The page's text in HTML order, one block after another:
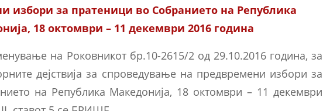
избори за пратеници во Собранието на Република
18 октомври – 11 декември 2016 година
на Роковникот бр.10-2615/2 од 29.10.2016 година, за
дејствија за спроведување на предвремени избори за
на Република Македонија, 18 октомври – 11 декември